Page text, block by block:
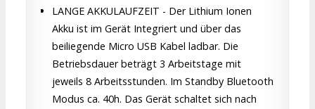
LANGE AKKULAUFZEIT - Der Lithium Ionen
Akku ist im Gerät Integriert und über das
beiliegende Micro USB Kabel ladbar. Die
Betriebsdauer beträgt 3 Arbeitstage mit
jeweils 8 Arbeitsstunden. Im Standby Bluetooth
Modus ca. 40h. Das Gerät schaltet sich nach